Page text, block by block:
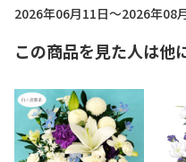
2026年06月11日～2026年08
この商品を見た人は他